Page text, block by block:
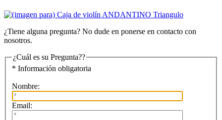
¿Tiene alguna pregunta? No dude en ponerse en contacto con
nosotros.
¿Cuál es su Pregunta??
* Información obligatoria
Nombre:
Email: